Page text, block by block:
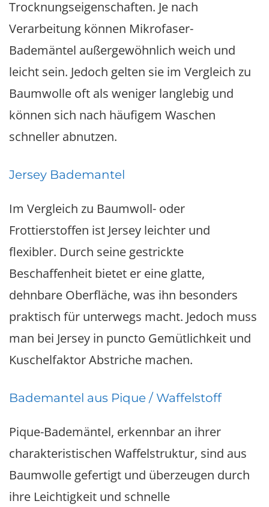
Trocknungseigenschaften. Je nach
Verarbeitung können Mikrofaser-
Bademäntel außergewöhnlich weich und
leicht sein. Jedoch gelten sie im Vergleich zu
Baumwolle oft als weniger langlebig und
können sich nach häufigem Waschen
schneller abnutzen.
Jersey Bademantel
Im Vergleich zu Baumwoll- oder
Frottierstoffen ist Jersey leichter und
flexibler. Durch seine gestrickte
Beschaffenheit bietet er eine glatte,
dehnbare Oberfläche, was ihn besonders
praktisch für unterwegs macht. Jedoch muss
man bei Jersey in puncto Gemütlichkeit und
Kuschelfaktor Abstriche machen.
Bademantel aus Pique / Waffelstoff
Pique-Bademäntel, erkennbar an ihrer
charakteristischen Waffelstruktur, sind aus
Baumwolle gefertigt und überzeugen durch
ihre Leichtigkeit und schnelle